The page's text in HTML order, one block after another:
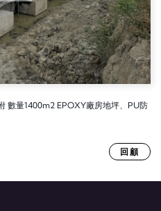
數量1400m2 EPOXY廠房地坪、PU防
回顧